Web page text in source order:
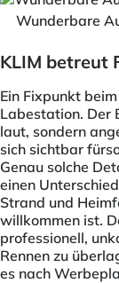
Wunderbare
KLIM betreut
Ein Fixpunkt
Labestation. Der
laut, sondern
sich sichtbar
Genau solche
einen
Strand und
willkommen ist.
professionell,
Rennen zu
es nach